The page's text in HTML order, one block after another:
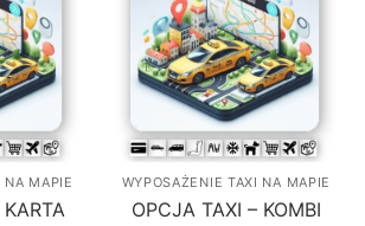
NA MAPIE WYPOSAŻENIE TAXI NA MAPIE
OPCJA TAXI – KOMBI